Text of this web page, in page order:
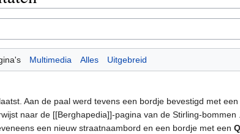
Multimedia Alles Uitgebreid
Aan de paal werd tevens een bordje bevestigd met een
naar de [[Berghapedia]]-pagina van de Stirling-bommen
een nieuw straatnaambord en een bordje met een